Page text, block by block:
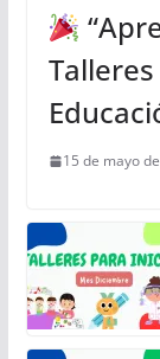
15 de mayo